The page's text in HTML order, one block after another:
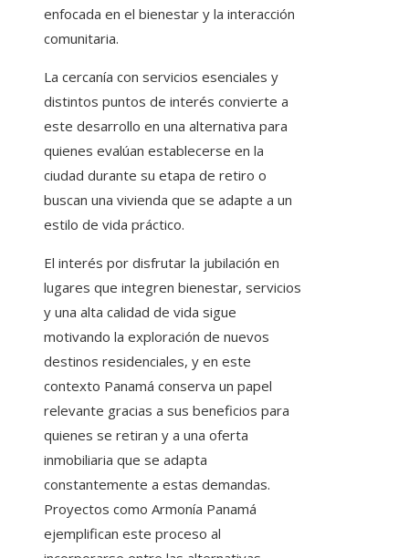
enfocada en el bienestar y la interacción
comunitaria.
La cercanía con servicios esenciales y
distintos puntos de interés convierte a
este desarrollo en una alternativa para
quienes evalúan establecerse en la
ciudad durante su etapa de retiro o
buscan una vivienda que se adapte a un
estilo de vida práctico.
El interés por disfrutar la jubilación en
lugares que integren bienestar, servicios
y una alta calidad de vida sigue
motivando la exploración de nuevos
destinos residenciales, y en este
contexto Panamá conserva un papel
relevante gracias a sus beneficios para
quienes se retiran y a una oferta
inmobiliaria que se adapta
constantemente a estas demandas.
Proyectos como Armonía Panamá
ejemplifican este proceso al